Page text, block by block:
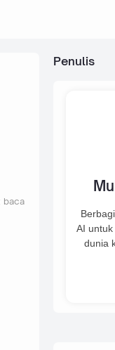
baca
Penulis
AI
dunia